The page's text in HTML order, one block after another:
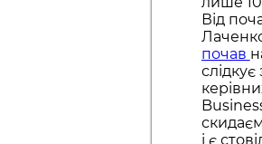
Від
почав
і є